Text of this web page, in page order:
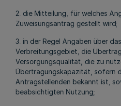
2. die Mitteilung, für welches
Zuweisungsantrag gestellt wird;
3. in der Regel Angaben über
Verbreitungsgebiet, die
Versorgungsqualität, die zu
Übertragungskapazität, sofern
Antragstellenden bekannt ist,
beabsichtigten Nutzung;